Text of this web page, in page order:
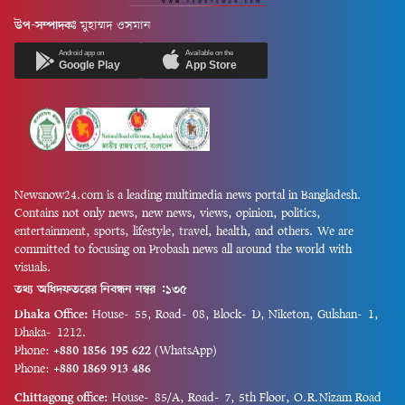
সংস্করণের ইতিহাসে সর্বকালের
সর্বোচ্চ রান সংগ্রাহকের তালিকার
চূড়ায় উঠেছেন এই বিধ্বংসী
ব্যাটার।গতকাল রাতে ইংল্যান্ডের
'দ্য হান্ড্রেড' টুর্নামেন্টে ম্যানচেস্টার
জায়ান্টস)...
অন্যদিকে দলের আরেক ক্রিকেটার
নাজমুস সাকিবের জন্ম ও বেড়ে ওঠা
উপ-সম্পাদকঃ মুহাম্মদ ওসমান
Android app on
Google Play
Available on the
App Store
Newsnow24.com is a leading multimedia news portal in Bangladesh.
Contains not only news, new news, views, opinion, politics,
entertainment, sports, lifestyle, travel, health, and others. We are
committed to focusing on Probash news all around the world with
visuals.
তথ্য অধিদফতরের নিবন্ধন নম্বর :১৩৫
Dhaka Office: House-55, Road-08, Block-D, Niketon, Gulshan-1,
Dhaka-1212.
Phone: +880 1856 195 622 (WhatsApp)
Phone: +880 1869 913 486
Chittagong office: House-85/A, Road-7, 5th Floor, O.R.Nizam Road